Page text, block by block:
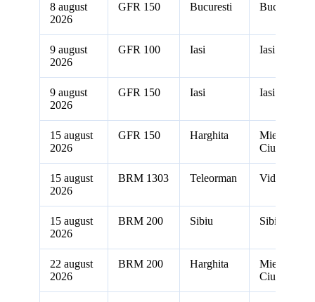
8 august
2026
GFR 150 Bucuresti Bucuresti
9 august
2026
GFR 100 Iasi Iasi
9 august
2026
GFR 150 Iasi Iasi
15 august
2026
GFR 150 Harghita
Miercurea
Ciuc
15 august
2026
BRM 1303 Teleorman Videle
15 august
2026
BRM 200 Sibiu Sibiu
22 august
2026
BRM 200 Harghita
Miercurea
Ciuc